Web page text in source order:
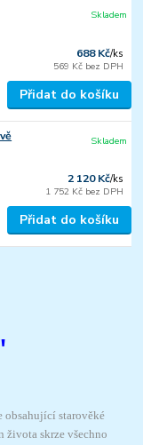
688 Kč/ks
569 Kč bez DPH
Skladem
Přidat do košíku
2 120 Kč/ks
1 752 Kč bez DPH
Skladem
Přidat do košíku
obsahující starověké
skrze všechno